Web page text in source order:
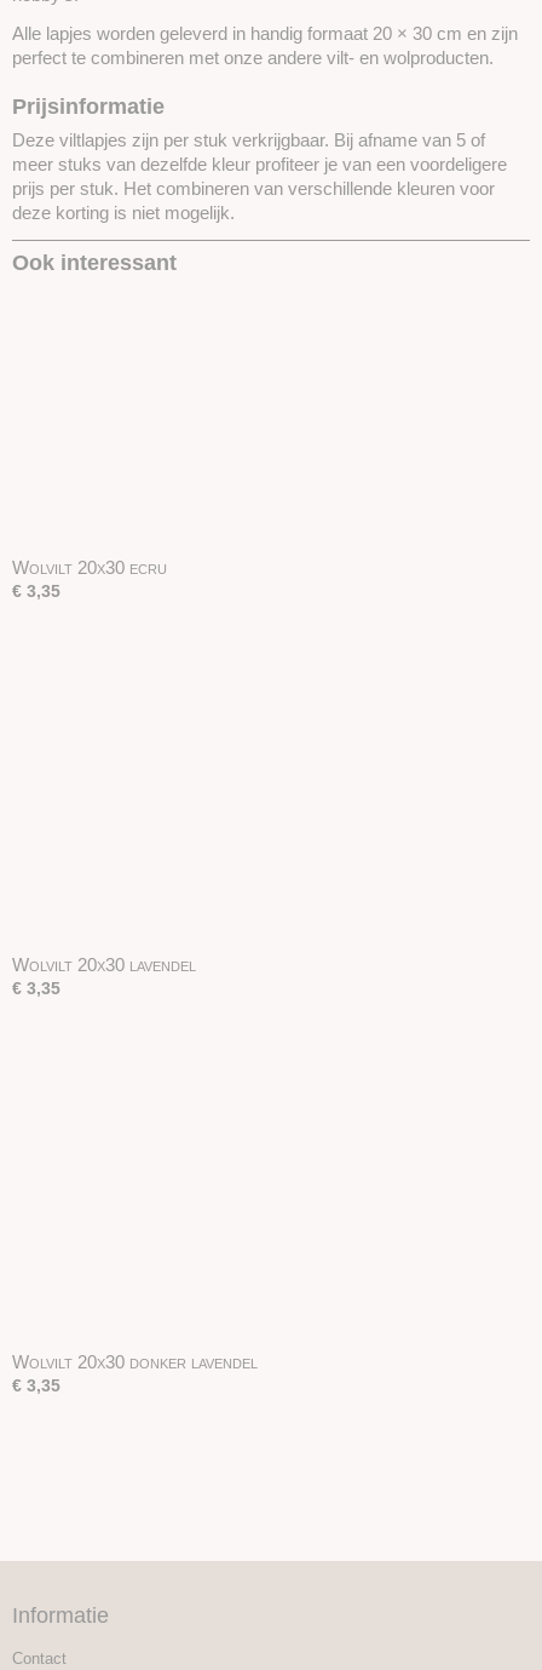
Alle lapjes worden geleverd in handig formaat 20 × 30 cm en zijn
perfect te combineren met onze andere vilt- en wolproducten.
Prijsinformatie
Deze viltlapjes zijn per stuk verkrijgbaar. Bij afname van 5 of
meer stuks van dezelfde kleur profiteer je van een voordeligere
prijs per stuk. Het combineren van verschillende kleuren voor
deze korting is niet mogelijk.
Ook interessant
Wolvilt 20x30 ecru
€ 3,35
Wolvilt 20x30 lavendel
€ 3,35
Wolvilt 20x30 donker lavendel
€ 3,35
Informatie
Contact